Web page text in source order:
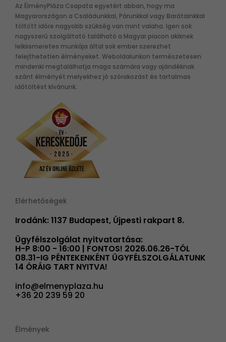
Az ÉlményPláza Csapata egyetért abban, hogy ma
Magyarországon a Családunkkal, Párunkkal vagy Barátainkkal
töltött időre nagyobb szükség van mint valaha. Igen sok
nagyszerű szolgáltató található a Magyar piacon akiknek
lelkiismeretes munkája által sok ember szerezhet
felejthetetlen élményeket. Weboldalunkon természetesen
mindenki megtalálhatja maga számára vagy ajándéknak
szánt élményét melyekhez jó szórakozást és tartalmas
időtöltést kívánunk.
Elérhetőségek
Irodánk: 1137 Budapest, Újpesti rakpart 8.
Ügyfélszolgálat nyitvatartása:
H-P 8:00 - 16:00 | FONTOS! 2026.06.26-TÓL
08.31-IG PÉNTEKENKÉNT ÜGYFÉLSZOLGÁLATUNK
14 ÓRÁIG TART NYITVA!
info@elmenyplaza.hu
+36 20 239 59 20
Élmények